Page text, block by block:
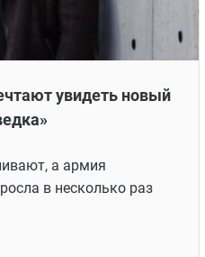
увидеть новый
а армия
в несколько раз